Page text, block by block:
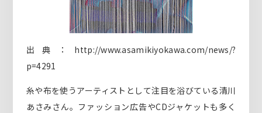
出典：http://www.asamikiyokawa.com/news/?
p=4291
糸や布を使うアーティストとして注目を浴びている清川
あさみさん。ファッション広告やCDジャケットも多く